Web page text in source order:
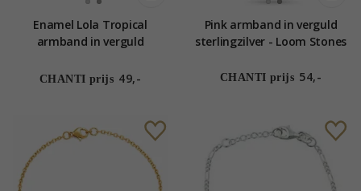
Enamel Lola Tropical
armband in verguld
pink emaille witte emaille
CHANTI prijs 49,-
Pink armband in verguld
sterlingzilver - Loom Stones
CHANTI prijs 54,-